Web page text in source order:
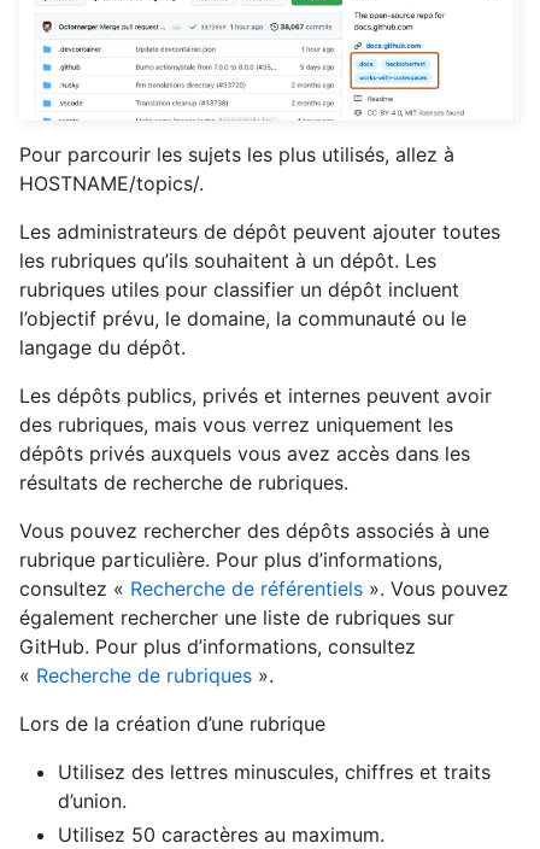
Pour parcourir les sujets les plus utilisés, allez à
HOSTNAME/topics/.
Les administrateurs de dépôt peuvent ajouter toutes
les rubriques qu’ils souhaitent à un dépôt. Les
rubriques utiles pour classifier un dépôt incluent
l’objectif prévu, le domaine, la communauté ou le
langage du dépôt.
Les dépôts publics, privés et internes peuvent avoir
des rubriques, mais vous verrez uniquement les
dépôts privés auxquels vous avez accès dans les
résultats de recherche de rubriques.
Vous pouvez rechercher des dépôts associés à une
rubrique particulière. Pour plus d’informations,
consultez « Recherche de référentiels ». Vous pouvez
également rechercher une liste de rubriques sur
GitHub. Pour plus d’informations, consultez
« Recherche de rubriques ».
Lors de la création d’une rubrique
Utilisez des lettres minuscules, chiffres et traits
d’union.
Utilisez 50 caractères au maximum.